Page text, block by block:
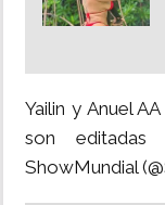
Yailin y Anuel
son editadas
ShowMundial